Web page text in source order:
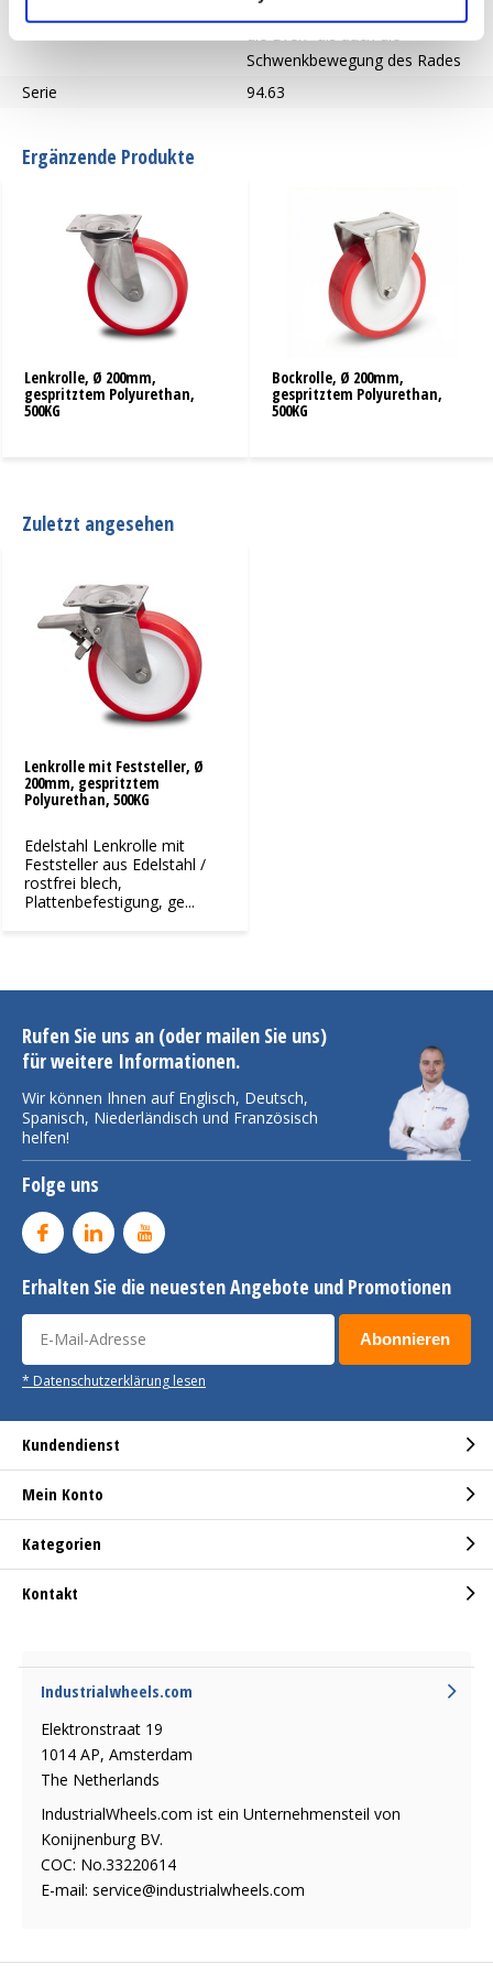
Die Bremse blockiert sowohl
die Dreh- als auch die
Schwenkbewegung des Rades
Serie
94.63
Ergänzende Produkte
Lenkrolle, Ø 200mm,
gespritztem Polyurethan,
500KG
Bockrolle, Ø 200mm,
gespritztem Polyurethan,
500KG
Zuletzt angesehen
Lenkrolle mit Feststeller, Ø
200mm, gespritztem
Polyurethan, 500KG
Edelstahl Lenkrolle mit
Feststeller aus Edelstahl /
rostfrei blech,
Plattenbefestigung, ge...
Rufen Sie uns an (oder mailen Sie uns)
für weitere Informationen.
Wir können Ihnen auf Englisch, Deutsch,
Spanisch, Niederländisch und Französisch
helfen!
Folge uns
Erhalten Sie die neuesten Angebote und Promotionen
Abonnieren
* Datenschutzerklärung lesen
Kundendienst
Mein Konto
Kategorien
Kontakt
Industrialwheels.com
Elektronstraat 19
1014 AP, Amsterdam
The Netherlands
IndustrialWheels.com ist ein Unternehmensteil von
Konijnenburg BV.
COC: No.33220614
E-mail: service@industrialwheels.com